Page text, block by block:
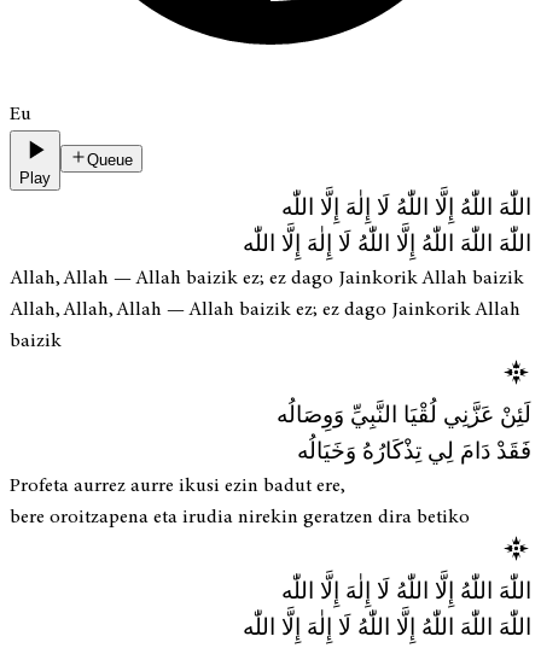
Eu
Play
Queue
اللّٰهَ اللّٰهُ إِلَّا اللّٰهُ لَا إِلٰهَ إِلَّا اللّٰه
اللّٰهَ اللّٰهَ اللّٰهُ إِلَّا اللّٰهُ لَا إِلٰهَ إِلَّا اللّٰه
Allah, Allah — Allah baizik ez; ez dago Jainkorik Allah baizik
Allah, Allah, Allah — Allah baizik ez; ez dago Jainkorik Allah
baizik
لَئِنْ عَزَّنِي لُقْيَا النَّبِيِّ وَوِصَالُه
فَقَدْ دَامَ لِي تِذْكَارُهُ وَخَيَالُه
Profeta aurrez aurre ikusi ezin badut ere,
bere oroitzapena eta irudia nirekin geratzen dira betiko
اللّٰهَ اللّٰهُ إِلَّا اللّٰهُ لَا إِلٰهَ إِلَّا اللّٰه
اللّٰهَ اللّٰهَ اللّٰهُ إِلَّا اللّٰهُ لَا إِلٰهَ إِلَّا اللّٰه